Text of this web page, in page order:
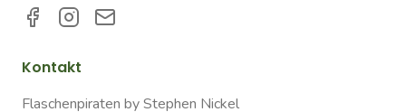
Kontakt
Flaschenpiraten by Stephen Nickel